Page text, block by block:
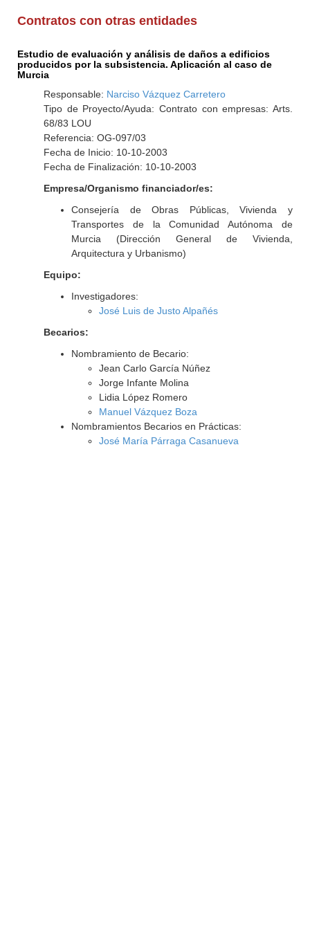
Contratos con otras entidades
Estudio de evaluación y análisis de daños a edificios
producidos por la subsistencia. Aplicación al caso de
Murcia
Responsable: Narciso Vázquez Carretero
Tipo de Proyecto/Ayuda: Contrato con empresas: Arts.
68/83 LOU
Referencia: OG-097/03
Fecha de Inicio: 10-10-2003
Fecha de Finalización: 10-10-2003
Empresa/Organismo financiador/es:
Consejería de Obras Públicas, Vivienda y
Transportes de la Comunidad Autónoma de
Murcia (Dirección General de Vivienda,
Arquitectura y Urbanismo)
Equipo:
Investigadores:
José Luis de Justo Alpañés
Becarios:
Nombramiento de Becario:
Jean Carlo García Núñez
Jorge Infante Molina
Lidia López Romero
Manuel Vázquez Boza
Nombramientos Becarios en Prácticas:
José María Párraga Casanueva